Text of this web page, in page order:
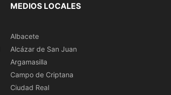
MEDIOS LOCALES
Albacete
Alcázar de San Juan
Argamasilla
Campo de Criptana
Ciudad Real